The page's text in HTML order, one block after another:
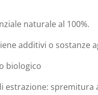
naturale al 100%.
additivi o sostanze
biologico
estrazione: spremitura